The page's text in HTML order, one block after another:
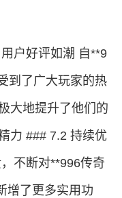
户好评如潮 自**9
到了广大玩家的热
大地提升了他们的
力 ### 7.2 持续优
不断对**996传奇
增了更多实用功